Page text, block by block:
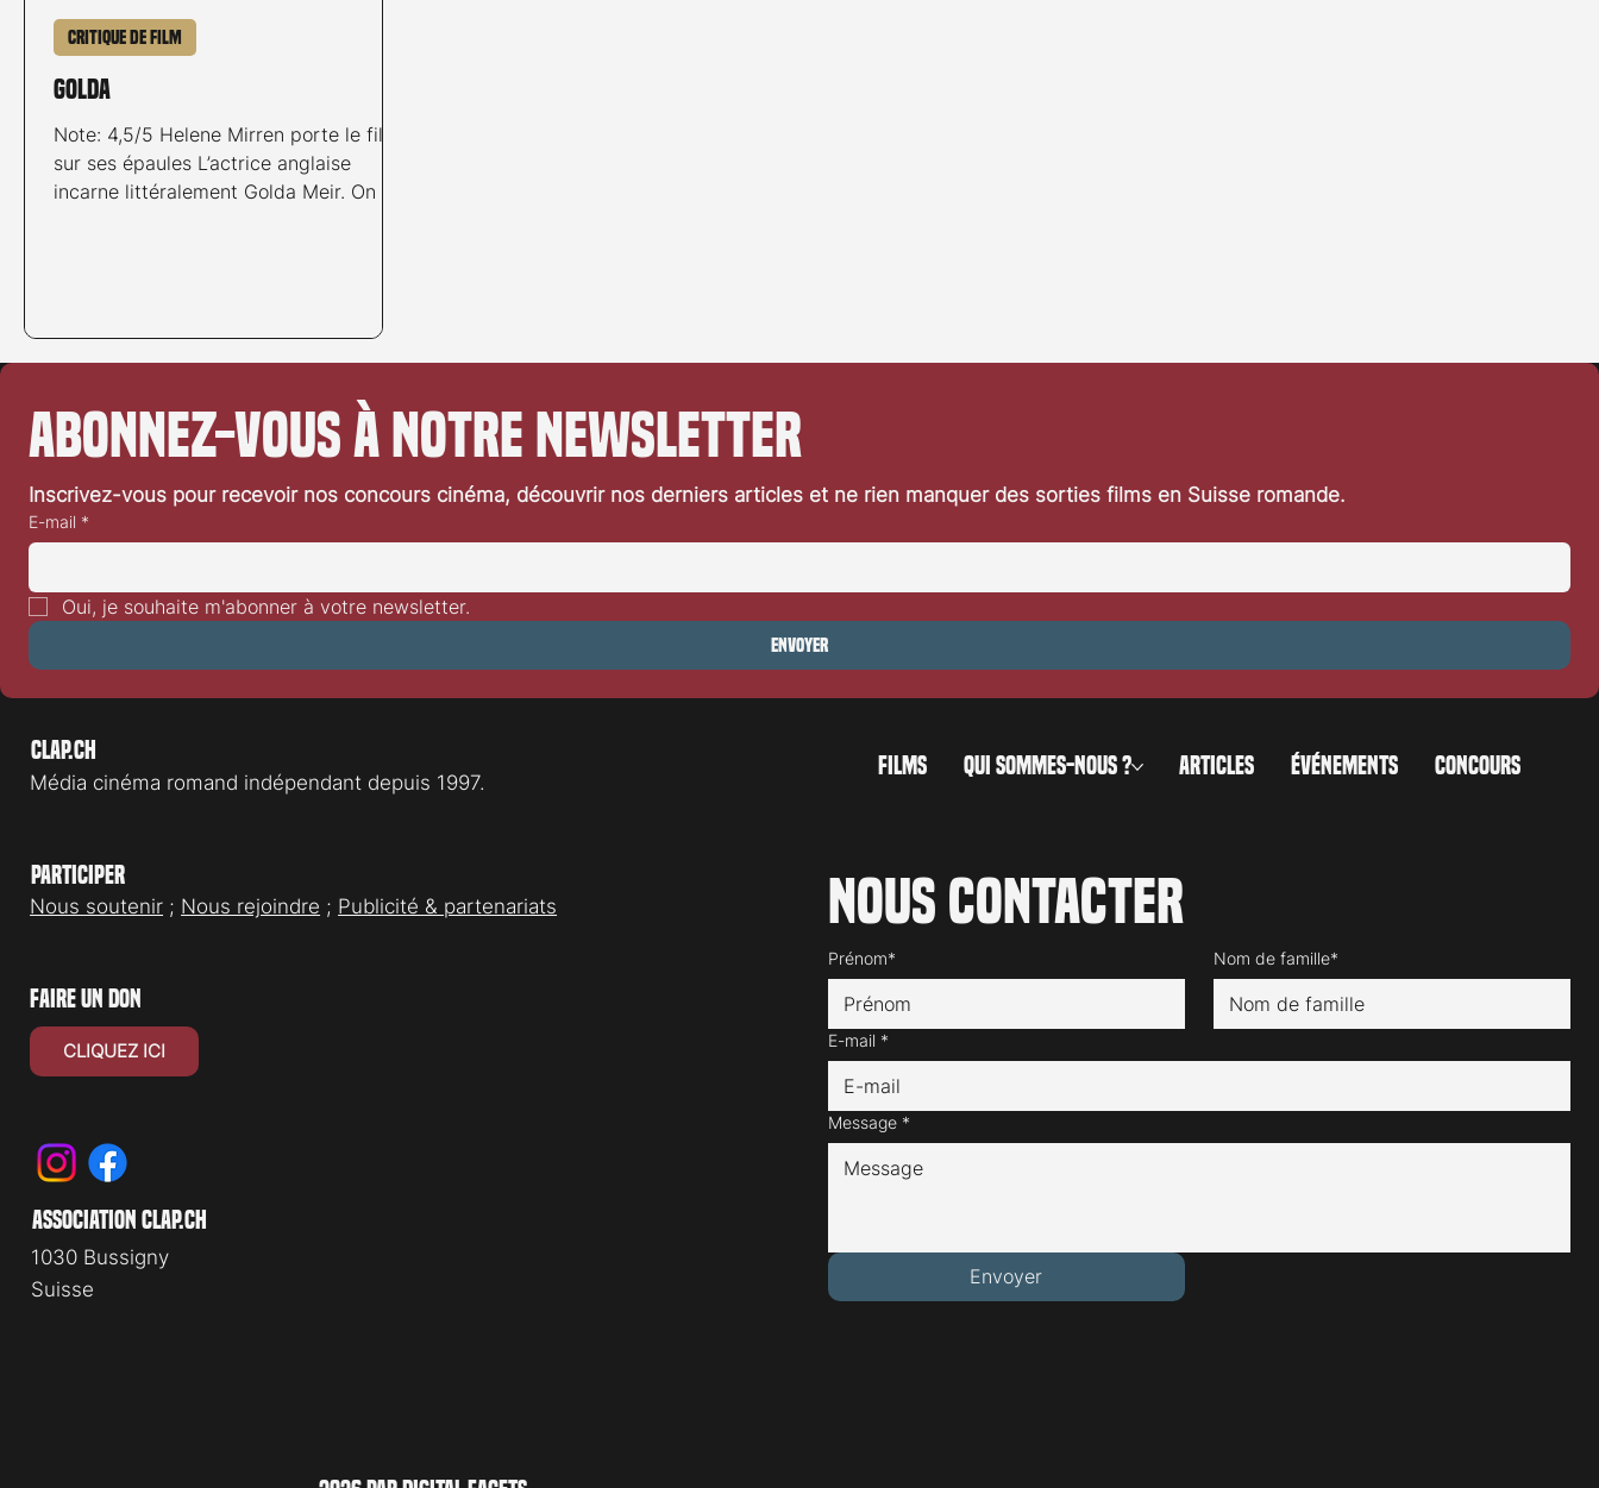
Golda
Note: 4,5/5 Helene Mirren porte le film
sur ses épaules L’actrice anglaise
incarne littéralement Golda Meir. On est
Critique de film
Abonnez-vous à notre newsletter
Inscrivez-vous pour recevoir nos concours cinéma, découvrir nos derniers articles et ne rien manquer des sorties films en Suisse romande.
E-mail *
Oui, je souhaite m'abonner à votre newsletter.
Envoyer
Clap.ch
Média cinéma romand indépendant depuis 1997.
FILMS QUI SOMMES-NOUS ? ARTICLES ÉVÉNEMENTS CONCOURS
Participer
Nous soutenir ; Nous rejoindre ; Publicité & partenariats Nous contacter
Prénom* Nom de famille*
E-mail *
Message *
Envoyer
faire un don
CLIQUEZ ICI
association clap.ch
1030 Bussigny
Suisse